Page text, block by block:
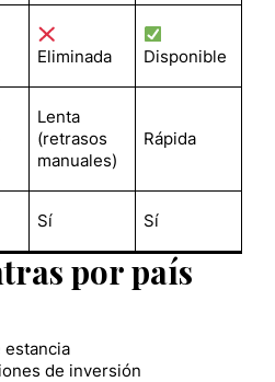
Eliminada Disponible
Lenta
(retrasos
manuales)
Rápida
Sí Sí
por país
estancia
de inversión